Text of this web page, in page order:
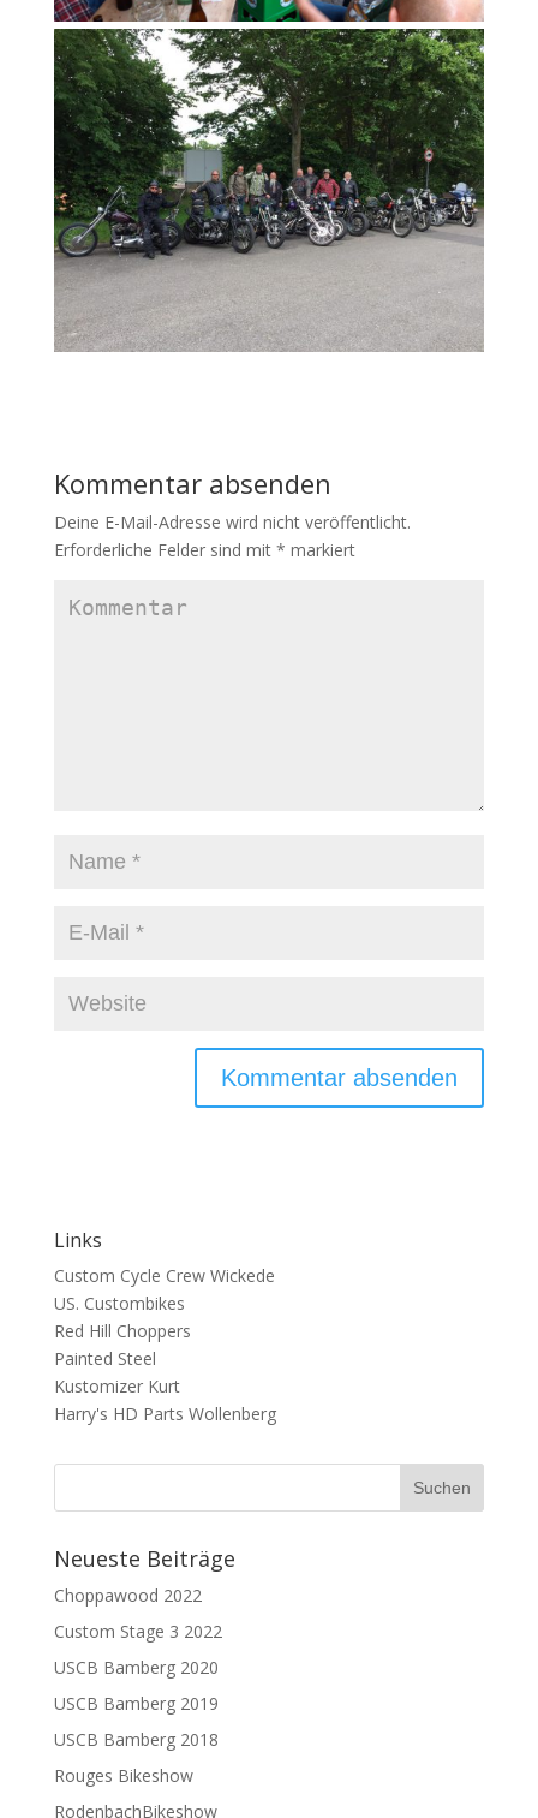
Kommentar absenden
Deine E-Mail-Adresse wird nicht veröffentlicht.
Erforderliche Felder sind mit * markiert
Links
Custom Cycle Crew Wickede
US. Custombikes
Red Hill Choppers
Painted Steel
Kustomizer Kurt
Harry's HD Parts Wollenberg
Neueste Beiträge
Choppawood 2022
Custom Stage 3 2022
USCB Bamberg 2020
USCB Bamberg 2019
USCB Bamberg 2018
Rouges Bikeshow
RodenbachBikeshow